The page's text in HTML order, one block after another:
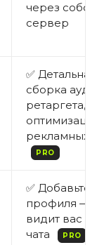
через
сервер
✅
сборка
ретаргета,
рекламных
PRO
✅ Добавьте
профиля —
видит вас
чата
PRO